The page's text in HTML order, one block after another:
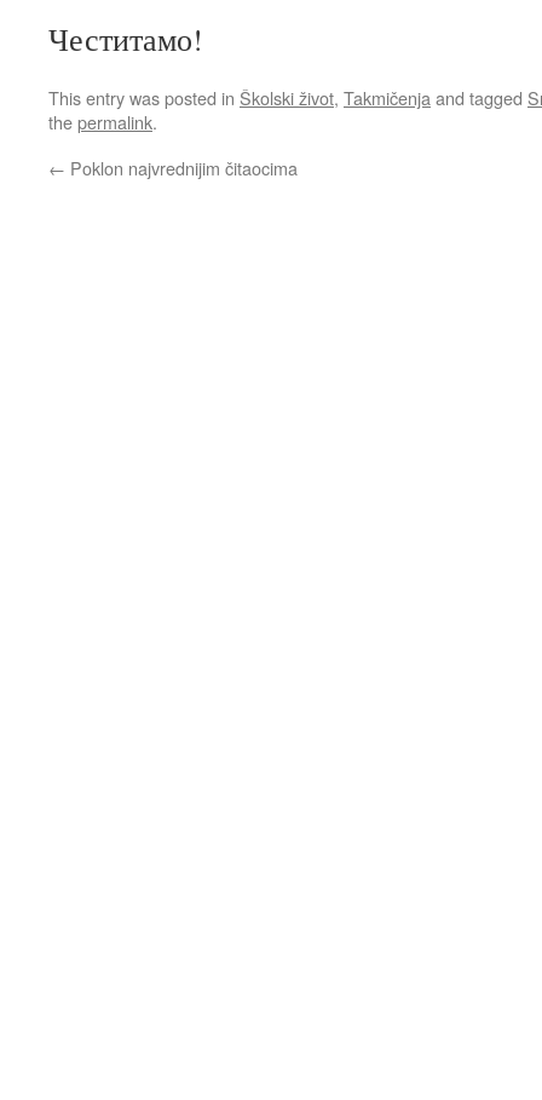
Честитамо!
This entry was posted in Školski život, Takmičenja and tagged
thepermalink.
← Poklon najvrednijim čitaocima